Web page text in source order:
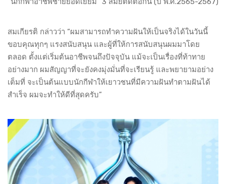
สมเกียรติ กล่าวว่า “ผมสามารถทำความฝันให้เป็นจริงได้ในวันนี้
ขอบคุณทุกๆ แรงสนับสนุน และผู้ที่ให้การสนับสนุนผมมาโดย
ตลอด ตั้งแต่เริ่มต้นอาชีพจนถึงปัจจุบัน แม้จะเป็นเรื่องที่ท้าทาย
อย่างมาก ผมสัญญาที่จะยังคงมุ่งมั่นที่จะเรียนรู้ และพยายามอย่าง
เต็มที่ จะเป็นต้นแบบนักกีฬาให้เยาวชนที่มีความฝันทำตามฝันได้
สำเร็จ ผมจะทำให้ดีที่สุดครับ”